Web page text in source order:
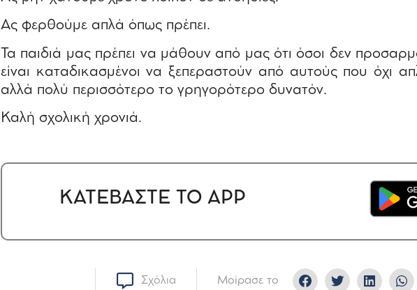
Ας φερθούμε απλά όπως πρέπει.
Τα παιδιά μας πρέπει να μάθουν από μας ότι όσοι δεν
είναι καταδικασμένοι να ξεπεραστούν από αυτούς που όχι
αλλά πολύ περισσότερο το γρηγορότερο δυνατόν.
Καλή σχολική χρονιά.
ΚΑΤΕΒΑΣΤΕ ΤΟ APP
Σχόλια Μοίρασε το